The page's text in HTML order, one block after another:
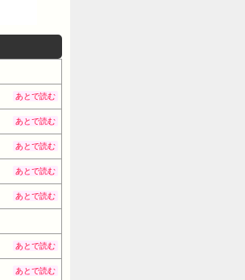
あとで読む
あとで読む
あとで読む
あとで読む
あとで読む
あとで読む
あとで読む